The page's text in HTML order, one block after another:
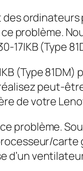
problème.
(Type
(Type
peut-
de votre
problème.
carte
d’un